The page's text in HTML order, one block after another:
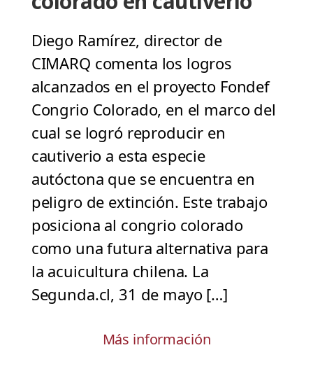
Diego Ramírez, director de
CIMARQ comenta los logros
alcanzados en el proyecto Fondef
Congrio Colorado, en el marco del
cual se logró reproducir en
cautiverio a esta especie
autóctona que se encuentra en
peligro de extinción. Este trabajo
posiciona al congrio colorado
como una futura alternativa para
la acuicultura chilena. La
Segunda.cl, 31 de mayo […]
Más información